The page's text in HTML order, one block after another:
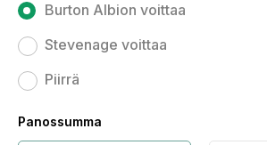
Burton Albion voittaa
Stevenage voittaa
Piirrä
Panossumma